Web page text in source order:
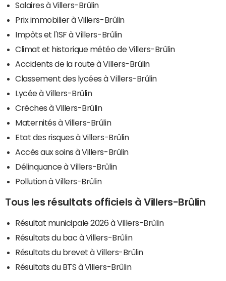
Salaires à Villers-Brûlin
Prix immobilier à Villers-Brûlin
Impôts et l'ISF à Villers-Brûlin
Climat et historique météo de Villers-Brûlin
Accidents de la route à Villers-Brûlin
Classement des lycées à Villers-Brûlin
Lycée à Villers-Brûlin
Crèches à Villers-Brûlin
Maternités à Villers-Brûlin
Etat des risques à Villers-Brûlin
Accès aux soins à Villers-Brûlin
Délinquance à Villers-Brûlin
Pollution à Villers-Brûlin
Tous les résultats officiels à Villers-Brûlin
Résultat municipale 2026 à Villers-Brûlin
Résultats du bac à Villers-Brûlin
Résultats du brevet à Villers-Brûlin
Résultats du BTS à Villers-Brûlin